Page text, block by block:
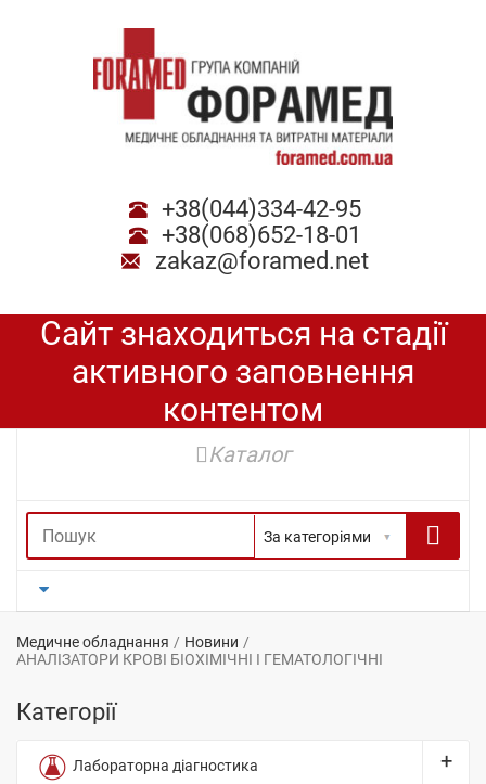
+38(044)334-42-95
+38(068)652-18-01
zakaz@foramed.net
Сайт знаходиться на стадії
активного заповнення
контентом
Каталог
Медичне обладнання
Новини
АНАЛІЗАТОРИ КРОВІ БІОХІМІЧНІ І ГЕМАТОЛОГІЧНІ
Категорії
Лабораторна діагностика